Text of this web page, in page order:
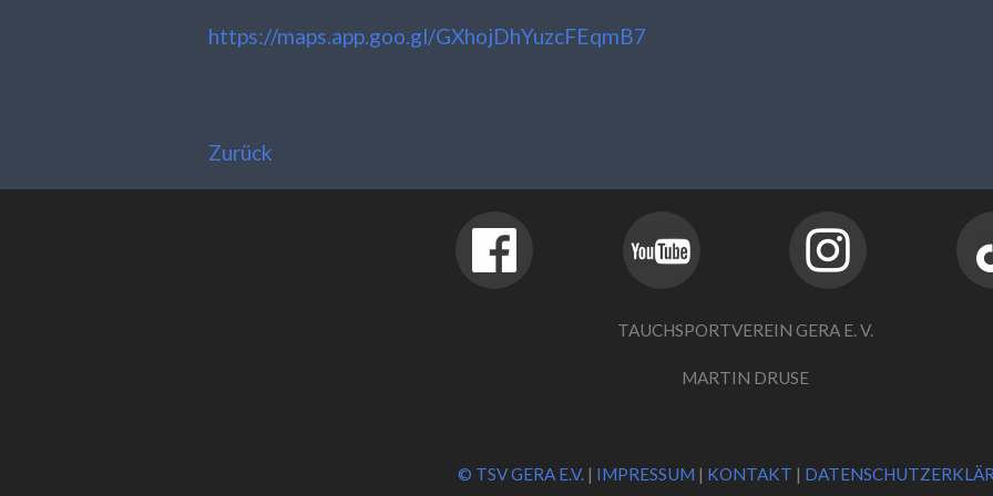
https://maps.app.goo.gl/GXhojDhYuzcFEqmB7
Zurück
TAUCHSPORTVEREIN GERA E. V.
MARTIN DRUSE
© TSV GERA E.V. | IMPRESSUM | KONTAKT |